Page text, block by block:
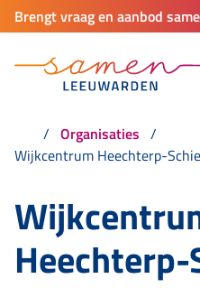
Brengt vraag en aanbod
Organisaties
Wijkcentrum Heechterp-